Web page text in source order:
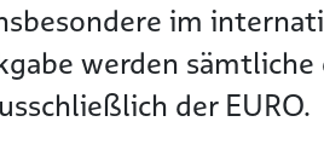
im
werden
der EURO.